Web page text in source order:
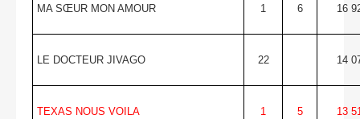
MA SŒUR MON AMOUR 1 6 16
LE DOCTEUR JIVAGO 22 14
TEXAS NOUS VOILA 1 5 13